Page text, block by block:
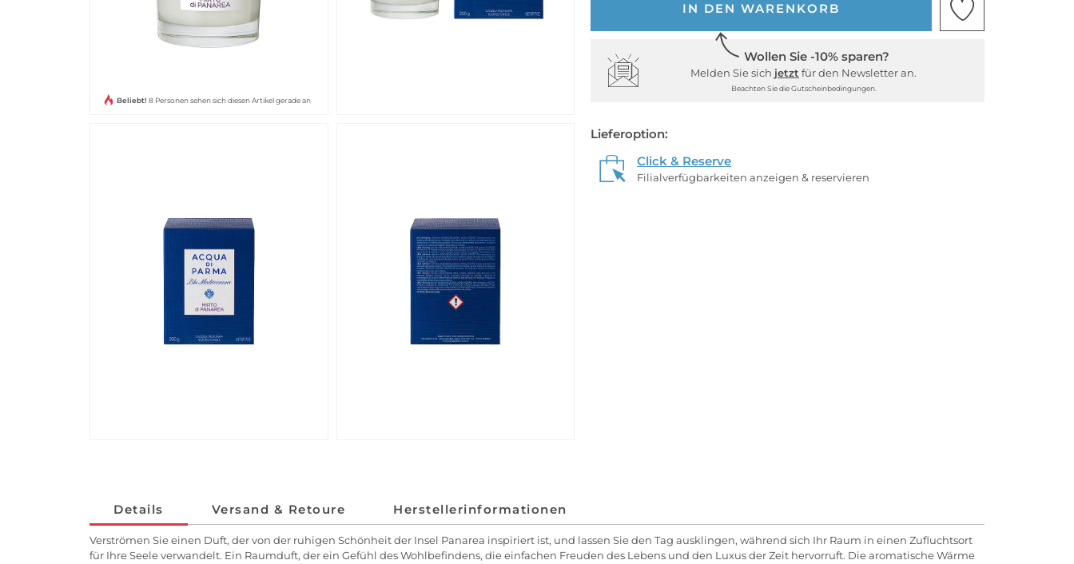
Beliebt! 8 Personen sehen sich diesen Artikel gerade an
IN DEN WARENKORB
Wollen Sie -10% sparen?
Melden Sie sich jetzt für den Newsletter an.
Beachten Sie die Gutscheinbedingungen.
Lieferoption:
Click & Reserve
Filialverfügbarkeiten anzeigen & reservieren
Details Versand & Retoure Herstellerinformationen
Verströmen Sie einen Duft, der von der ruhigen Schönheit der Insel Panarea inspiriert ist, und lassen Sie den Tag ausklingen, während sich Ihr Raum in einen Zufluchtsort
für Ihre Seele verwandelt. Ein Raumduft, der ein Gefühl des Wohlbefindens, die einfachen Freuden des Lebens und den Luxus der Zeit hervorruft. Die aromatische Wärme